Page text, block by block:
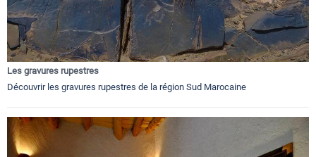
Les gravures rupestres
Découvrir les gravures rupestres de la région Sud Marocaine